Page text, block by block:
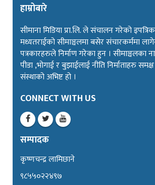
हाम्रोबारे
सीमाना मिडिया प्रा.लि. ले संचालन गरेको
मध्यतराईको सीमाञ्चलमा बसेर संचारकर्ममा
पत्रकारहरुले निर्माण गरेका हुन । सीमाञ्चलका
पीडा ,भोगाई र बुझाईलाई नीति निर्माताहरु
संस्थाको अभिष्ट हो ।
CONNECT WITH US
सम्पादक
कृष्णचन्द्र लामिछाने
९८५५०२२४९७